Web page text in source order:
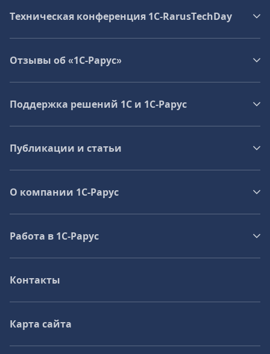
Техническая конференция 1C‑RarusTechDay
Отзывы об «1С-Рарус»
Поддержка решений 1С и 1С‑Рарус
Публикации и статьи
О компании 1C-Рарус
Работа в 1С‑Рарус
Контакты
Карта сайта